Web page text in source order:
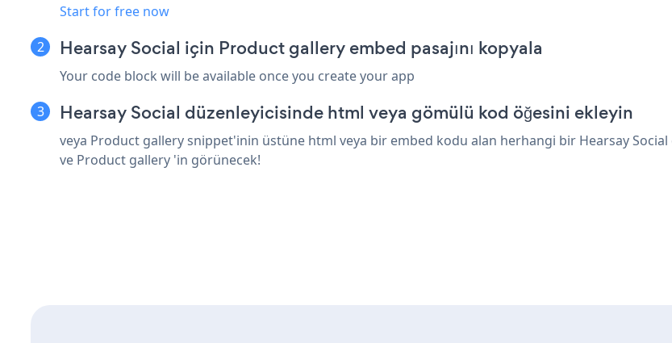
Start for free now
Hearsay Social için Product gallery embed pasajını kopyala
Your code block will be available once you create your app
Hearsay Social düzenleyicisinde html veya gömülü kod öğesini ekleyin
veya Product gallery snippet'inin üstüne html veya bir embed kodu alan herhangi bir Hearsay Social
ve Product gallery 'in görünecek!